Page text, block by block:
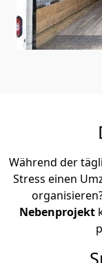
Während der
Stress einen
Nebenprojekt